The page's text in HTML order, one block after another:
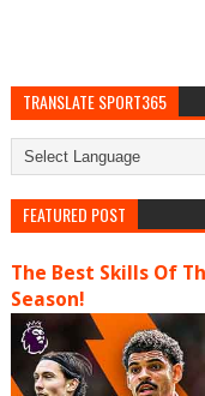
TRANSLATE SPORT365
FEATURED POST
The Best Skills Of
Season!